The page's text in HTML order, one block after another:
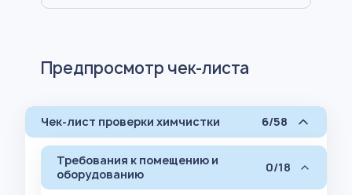
Предпросмотр чек-листа
Чек-лист проверки химчистки 6/58
Требования к помещению и
оборудованию
0/18